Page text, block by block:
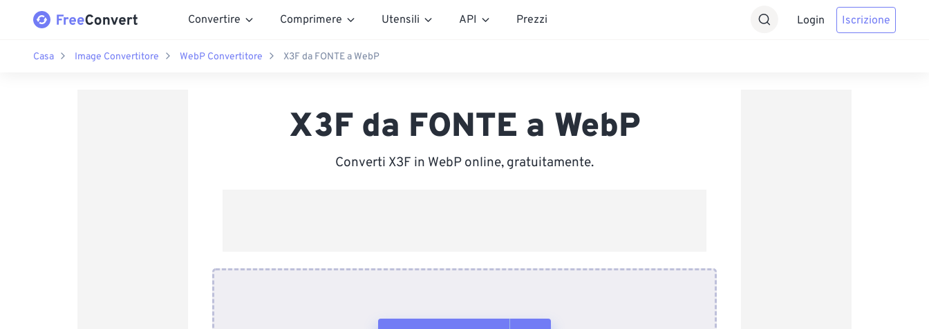
Convertire Comprimere Utensili API Prezzi Login Iscrizione
Casa Image Convertitore WebP Convertitore X3F da FONTE a WebP
X3F da FONTE a WebP
Converti X3F in WebP online, gratuitamente.